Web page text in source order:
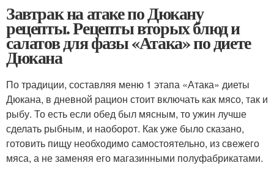
Завтрак на атаке по Дюкану
рецепты. Рецепты вторых блюд и
салатов для фазы «Атака» по диете
Дюкана
По традиции, составляя меню 1 этапа «Атака» диеты
Дюкана, в дневной рацион стоит включать как мясо, так и
рыбу. То есть если обед был мясным, то ужин лучше
сделать рыбным, и наоборот. Как уже было сказано,
готовить пищу необходимо самостоятельно, из свежего
мяса, а не заменяя его магазинными полуфабрикатами.